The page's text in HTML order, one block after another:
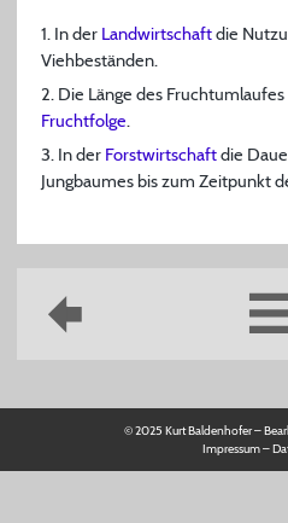
1. In der Landwirtschaftdie
Viehbeständen.
2. Die Länge des
Fruchtfolge.
3. In der Forstwirtschaftdie
Jungbaumes bis zum Zeitpunkt
© 2025 Kurt Baldenhofer –
Impressum–